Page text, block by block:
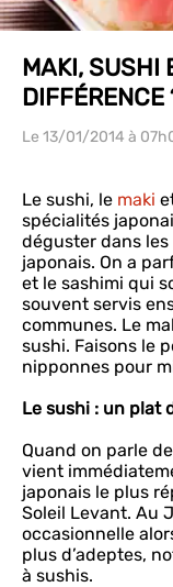
MAKI, SUSHI
DIFFÉRENCE
Le 13/01/2014 à
Le sushi, le maki
spécialités
déguster dans les
japonais. On a
et le sashimi qui
souvent servis
communes. Le
sushi. Faisons le
nipponnes pour
Le sushi : un plat
Quand on parle
vient
japonais le plus
Soleil Levant. Au
occasionnelle
plus d’adeptes,
à sushis.